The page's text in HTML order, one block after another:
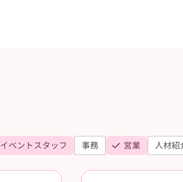
イベントスタッフ 事務 営業 人材紹